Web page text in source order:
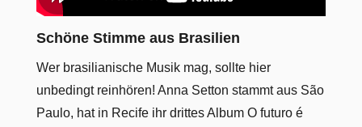
Schöne Stimme aus Brasilien
Wer brasilianische Musik mag, sollte hier
unbedingt reinhören! Anna Setton stammt aus São
Paulo, hat in Recife ihr drittes Album O futuro é